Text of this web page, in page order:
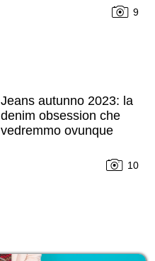
9
Jeans autunno 2023: la
denim obsession che
vedremmo ovunque
10